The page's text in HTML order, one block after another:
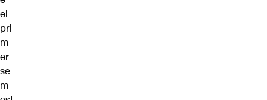
el
pri
m
er
se
m